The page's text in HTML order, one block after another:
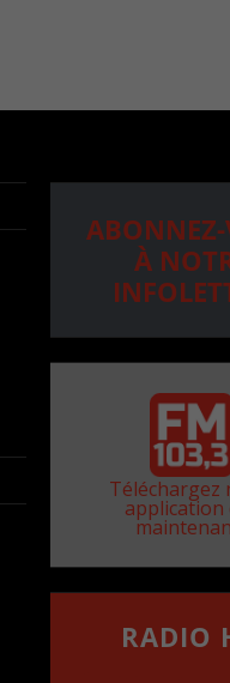
À
Téléchargez
application
RADIO